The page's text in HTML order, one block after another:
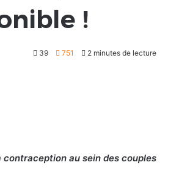
!
39 751 2 minutes de lecture
au sein des couples